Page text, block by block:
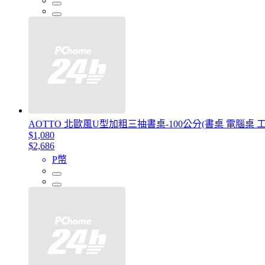
AOTTO 北歐風U型加粗三抽書桌-100公分(書桌 電腦桌
$1,080
$2,686
P幣